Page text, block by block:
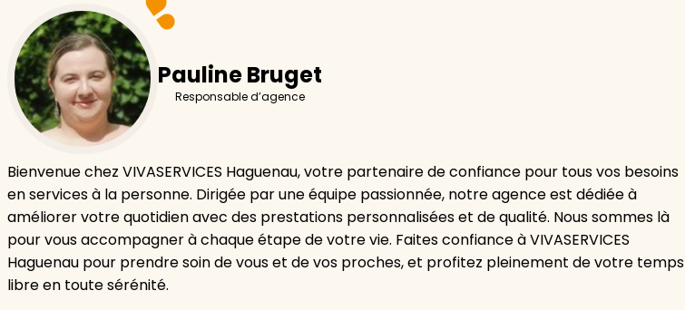
Pauline Bruget
Responsable d’agence
Bienvenue chez VIVASERVICES Haguenau, votre partenaire de confiance pour tous vos besoins
en services à la personne. Dirigée par une équipe passionnée, notre agence est dédiée à
améliorer votre quotidien avec des prestations personnalisées et de qualité. Nous sommes là
pour vous accompagner à chaque étape de votre vie. Faites confiance à VIVASERVICES
Haguenau pour prendre soin de vous et de vos proches, et profitez pleinement de votre temps
libre en toute sérénité.